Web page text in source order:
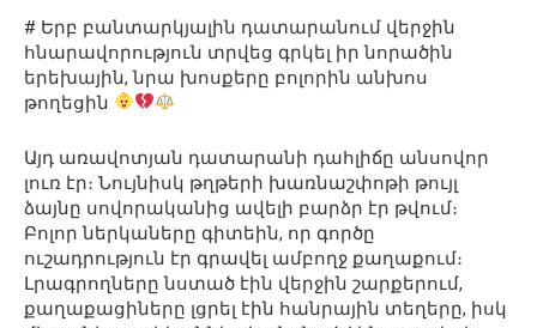
# Երբ բանտարկյալին դատարանում վերջին
հնարավորություն տրվեց գրկել իր նորածին
երեխային, նրա խոսքերը բոլորին անխոս
թողեցին
Այդ առավոտյան դատարանի դահլիճը անսովոր
լուռ էր։ Նույնիսկ թղթերի խառնաշփոթի թույլ
ձայնը սովորականից ավելի բարձր էր թվում։
Բոլոր ներկաները գիտեին, որ գործը
ուշադրություն էր գրավել ամբողջ քաղաքում։
Լրագրողները նստած էին վերջին շարքերում,
քաղաքացիները լցրել էին հանրային տեղերը, իսկ